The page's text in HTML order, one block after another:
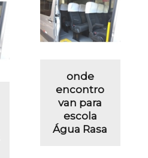
onde
encontro
van para
escola
Água Rasa